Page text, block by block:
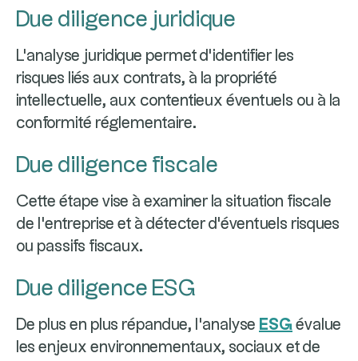
Due diligence juridique
L'analyse juridique permet d'identifier les
risques liés aux contrats, à la propriété
intellectuelle, aux contentieux éventuels ou à la
conformité réglementaire.
Due diligence fiscale
Cette étape vise à examiner la situation fiscale
de l'entreprise et à détecter d'éventuels risques
ou passifs fiscaux.
Due diligence ESG
De plus en plus répandue, l'analyse ESG évalue
les enjeux environnementaux, sociaux et de